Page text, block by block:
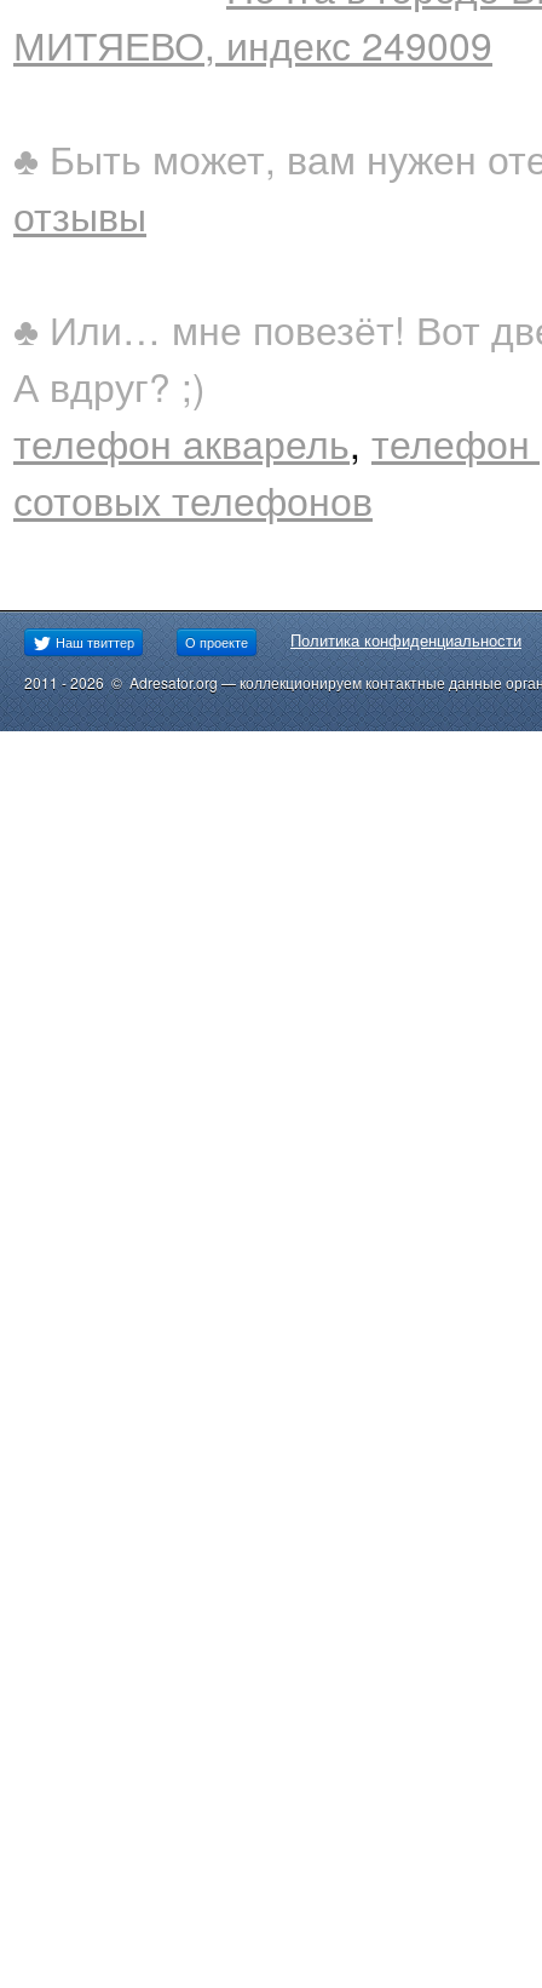
МИТЯЕВО, индекс 249009
♣ Быть может, вам нужен
отзывы
♣ Или… мне повезёт! Вот
А вдруг? ;)
телефон акварель, телефон
сотовых телефонов
Наш твиттер О проекте Политика конфиденциальности
2011 - 2026 © Adresator.org — коллекционируем контактные данные